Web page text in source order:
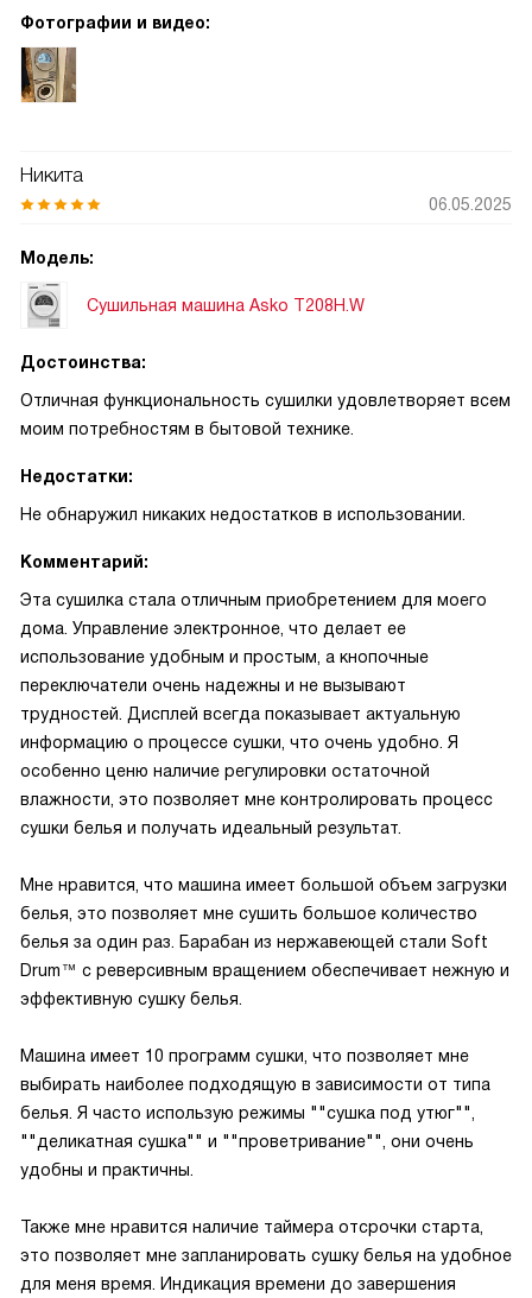
Фотографии и видео:
Никита
06.05.2025
Модель:
Сушильная машина Asko T208H.W
Достоинства:
Отличная функциональность сушилки удовлетворяет всем
моим потребностям в бытовой технике.
Недостатки:
Не обнаружил никаких недостатков в использовании.
Комментарий:
Эта сушилка стала отличным приобретением для моего
дома. Управление электронное, что делает ее
использование удобным и простым, а кнопочные
переключатели очень надежны и не вызывают
трудностей. Дисплей всегда показывает актуальную
информацию о процессе сушки, что очень удобно. Я
особенно ценю наличие регулировки остаточной
влажности, это позволяет мне контролировать процесс
сушки белья и получать идеальный результат.
Мне нравится, что машина имеет большой объем загрузки
белья, это позволяет мне сушить большое количество
белья за один раз. Барабан из нержавеющей стали Soft
Drum™ с реверсивным вращением обеспечивает нежную и
эффективную сушку белья.
Машина имеет 10 программ сушки, что позволяет мне
выбирать наиболее подходящую в зависимости от типа
белья. Я часто использую режимы ""сушка под утюг"",
""деликатная сушка"" и ""проветривание"", они очень
удобны и практичны.
Также мне нравится наличие таймера отсрочки старта,
это позволяет мне запланировать сушку белья на удобное
для меня время. Индикация времени до завершения